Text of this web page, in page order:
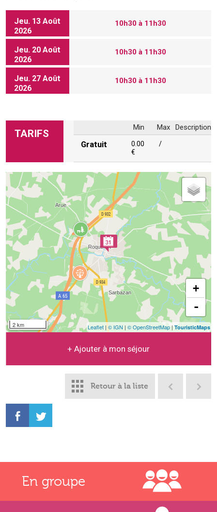
Jeu. 13 Août
2026
Jeu. 20 Août
2026
Jeu. 27 Août
2026
10h30 à 11h30
10h30 à 11h30
10h30 à 11h30
TARIFS
Min Max Description
Gratuit
0.00
€
/
2 km
+
-
Leaflet | © IGN | © OpenStreetMap | TouristicMaps
+ Ajouter à mon séjour
Retour à la liste
En groupe